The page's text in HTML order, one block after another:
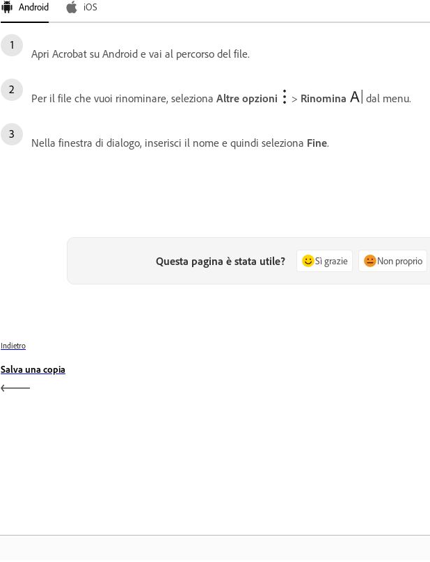
Android iOS
Apri Acrobat su Android e vai al percorso del file.
Per il file che vuoi rinominare, seleziona Altre opzioni > Rinomina dal menu.
Nella finestra di dialogo, inserisci il nome e quindi seleziona Fine.
Questa pagina è stata utile? Sì grazie Non proprio
Indietro
Salva una copia